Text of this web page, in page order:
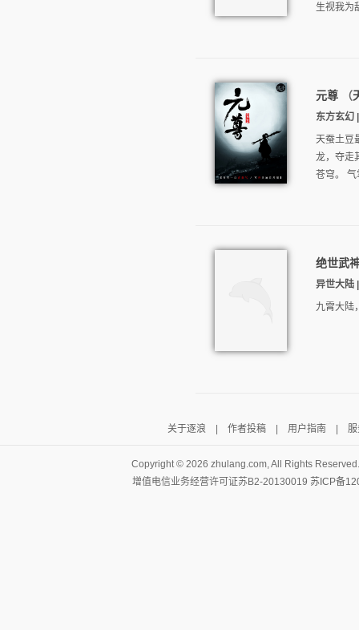
生视我为
元尊 （
东方玄幻
天蚕土豆
龙，夺走
苍穹。
绝世武
异世大陆
九霄大陆
关于逐浪 作者投稿| 用户指南 服
Copyright © 2026 zhulang.com, All Rights
增值电信业务经营许可证苏B2-20130019 苏ICP备